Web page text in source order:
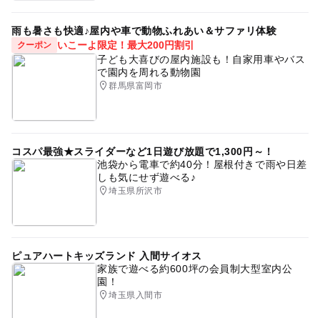
雨も暑さも快適♪屋内や車で動物ふれあい＆サファリ体験
クーポン
いこーよ限定！最大200円割引
子ども大喜びの屋内施設も！自家用車やバス
で園内を周れる動物園
群馬県富岡市
コスパ最強★スライダーなど1日遊び放題で1,300円～！
池袋から電車で約40分！屋根付きで雨や日差
しも気にせず遊べる♪
埼玉県所沢市
ピュアハートキッズランド 入間サイオス
家族で遊べる約600坪の会員制大型室内公
園！
埼玉県入間市